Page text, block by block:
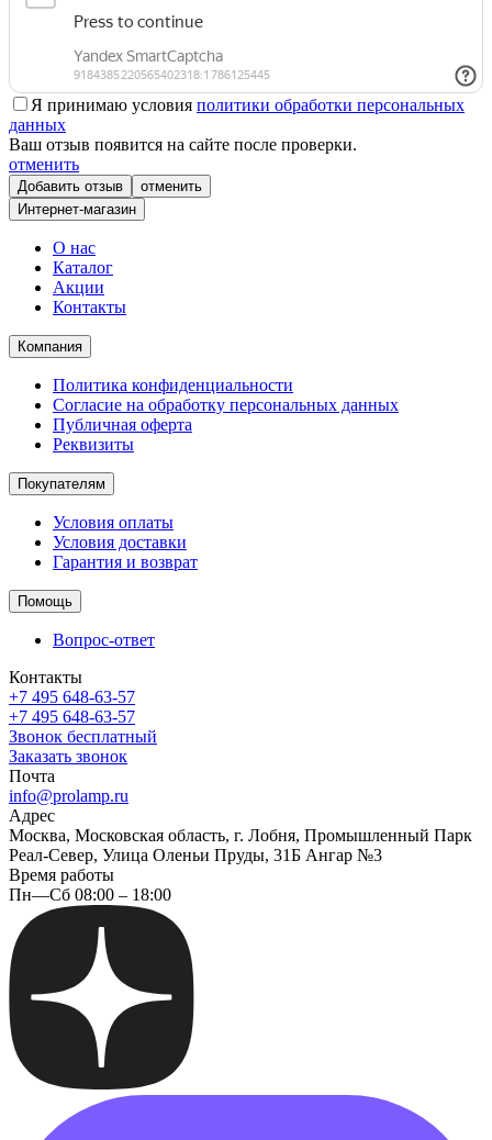
Я принимаю условия политики обработки персональных
данных
Ваш отзыв появится на сайте после проверки.
отменить
отменить
Интернет-магазин
О нас
Каталог
Акции
Контакты
Компания
Политика конфиденциальности
Согласие на обработку персональных данных
Публичная оферта
Реквизиты
Покупателям
Условия оплаты
Условия доставки
Гарантия и возврат
Помощь
Вопрос-ответ
Контакты
+7 495 648-63-57
+7 495 648-63-57
Звонок бесплатный
Заказать звонок
Почта
info@prolamp.ru
Адрес
Москва, Московская область, г. Лобня, Промышленный Парк
Реал-Север, Улица Оленьи Пруды, 31Б Ангар №3
Время работы
Пн—Сб 08:00 – 18:00